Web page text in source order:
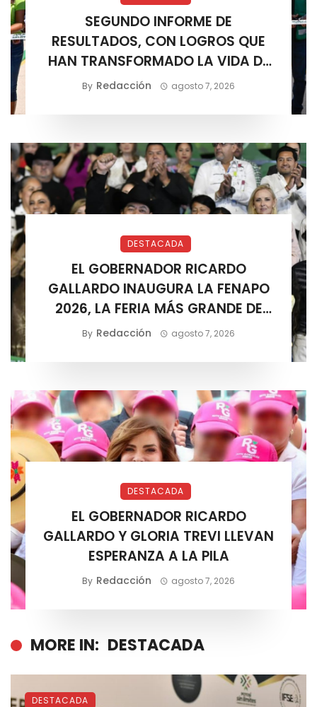
SEGUNDO INFORME DE
RESULTADOS, CON LOGROS QUE
HAN TRANSFORMADO LA VIDA DE
LOS SOLEDENSES: JUAN MANUEL
By Redacción agosto 7, 2026
DESTACADA
EL GOBERNADOR RICARDO
GALLARDO INAUGURA LA FENAPO
2026, LA FERIA MÁS GRANDE DE
MÉXICO
By Redacción agosto 7, 2026
DESTACADA
EL GOBERNADOR RICARDO
GALLARDO Y GLORIA TREVI LLEVAN
ESPERANZA A LA PILA
By Redacción agosto 7, 2026
MORE IN: DESTACADA
DESTACADA